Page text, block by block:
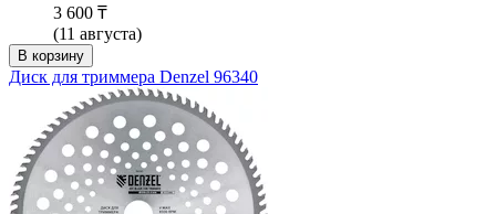
3 600 ₸
(11 августа)
В корзину
Диск для триммера Denzel 96340